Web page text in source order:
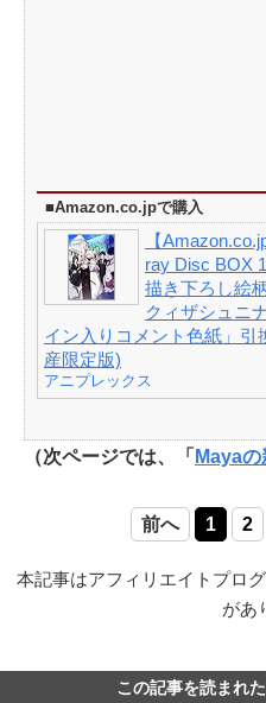
■Amazon.co.jpで購入
【
ray Disc BOX
描き下ろし絵
クィザシュニ
イン入りコメント色紙」引
産限定版)
アニプレックス
（次ページでは、「 Maya
前へ 1 2
本記事はアフィリエイトプロ
があ
この記事を読まれ